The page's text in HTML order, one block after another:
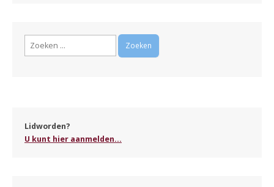
Zoeken
Lidworden?
U kunt hier aanmelden...